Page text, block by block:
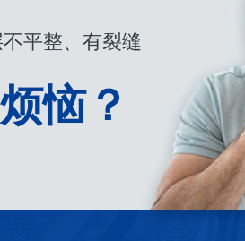
平整、有裂缝
烦恼？